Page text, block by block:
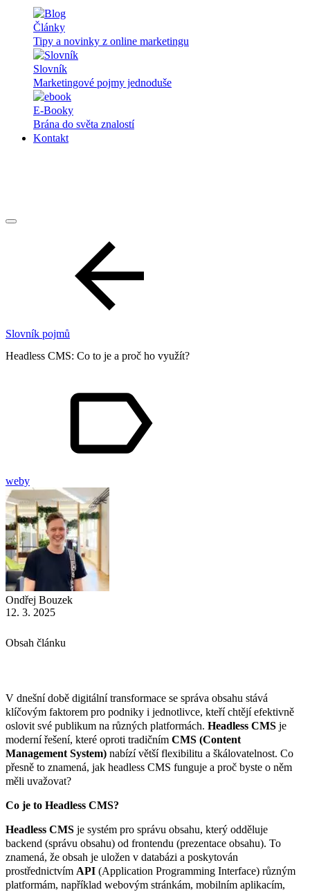
Články
Tipy a novinky z online marketingu
Slovník
Marketingové pojmy jednoduše
E-Booky
Brána do světa znalostí
Kontakt
Slovník pojmů
Headless CMS: Co to je a proč ho využít?
weby
Ondřej Bouzek
12. 3. 2025
Obsah článku
V dnešní době digitální transformace se správa obsahu stává
klíčovým faktorem pro podniky i jednotlivce, kteří chtějí efektivně
oslovit své publikum na různých platformách. Headless CMS je
moderní řešení, které oproti tradičním CMS (Content
Management System) nabízí větší flexibilitu a škálovatelnost. Co
přesně to znamená, jak headless CMS funguje a proč byste o něm
měli uvažovat?
Co je to Headless CMS?
Headless CMS je systém pro správu obsahu, který odděluje
backend (správu obsahu) od frontendu (prezentace obsahu). To
znamená, že obsah je uložen v databázi a poskytován
prostřednictvím API (Application Programming Interface) různým
platformám, například webovým stránkám, mobilním aplikacím,